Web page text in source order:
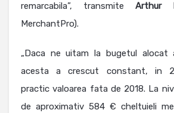
remarcabila”, transmite Arthur
MerchantPro).
„Daca ne uitam la bugetul alocat
acesta a crescut constant, in
practic valoarea fata de 2018. La
de aproximativ 584 € cheltuieli